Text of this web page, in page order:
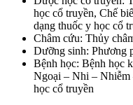
học cổ truyền, Chế
dạng thuốc y học cổ
Châm cứu: Thủy
Dưỡng sinh: Phương
Bệnh học: Bệnh học
Ngoại – Nhi – Nhiễm
học cổ truyền